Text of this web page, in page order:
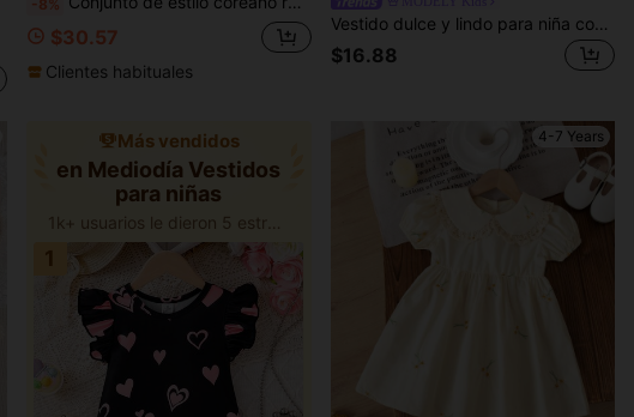
-8%
$30.57
Clientes habituales
Vestido dulce y lindo para niña con decoración de lazo 3D, vestido con tirantes, cintura recogida y dobladillo de farol, estilo casual y elegante para niños en verano y vacaciones
$16.88
Más vendidos
en Mediodía Vestidos
para niñas
1k+ usuarios le dieron 5 estrellas
4-7 Years